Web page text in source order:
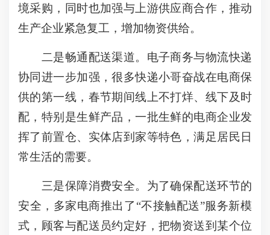
境采购，同时也加强与上游供应商合作，推动
生产企业紧急复工，增加物资供给。
二是畅通配送渠道。电子商务与物流快递
协同进一步加强，很多快递小哥奋战在电商保
供的第一线，春节期间线上不打烊、线下及时
配，特别是生鲜产品，一批生鲜的电商企业发
挥了前置仓、实体店到家等特色，满足居民日
常生活的需要。
三是保障消费安全。为了确保配送环节的
安全，多家电商推出了“不接触配送”服务新模
式，顾客与配送员约定好，把物资送到某个位